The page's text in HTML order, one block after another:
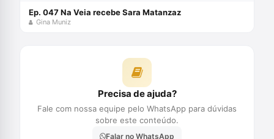
Ep. 047 Na Veia recebe Sara Matanzaz
Gina Muniz
Precisa de ajuda?
Fale com nossa equipe pelo WhatsApp para dúvidas
sobre este conteúdo.
Falar no WhatsApp